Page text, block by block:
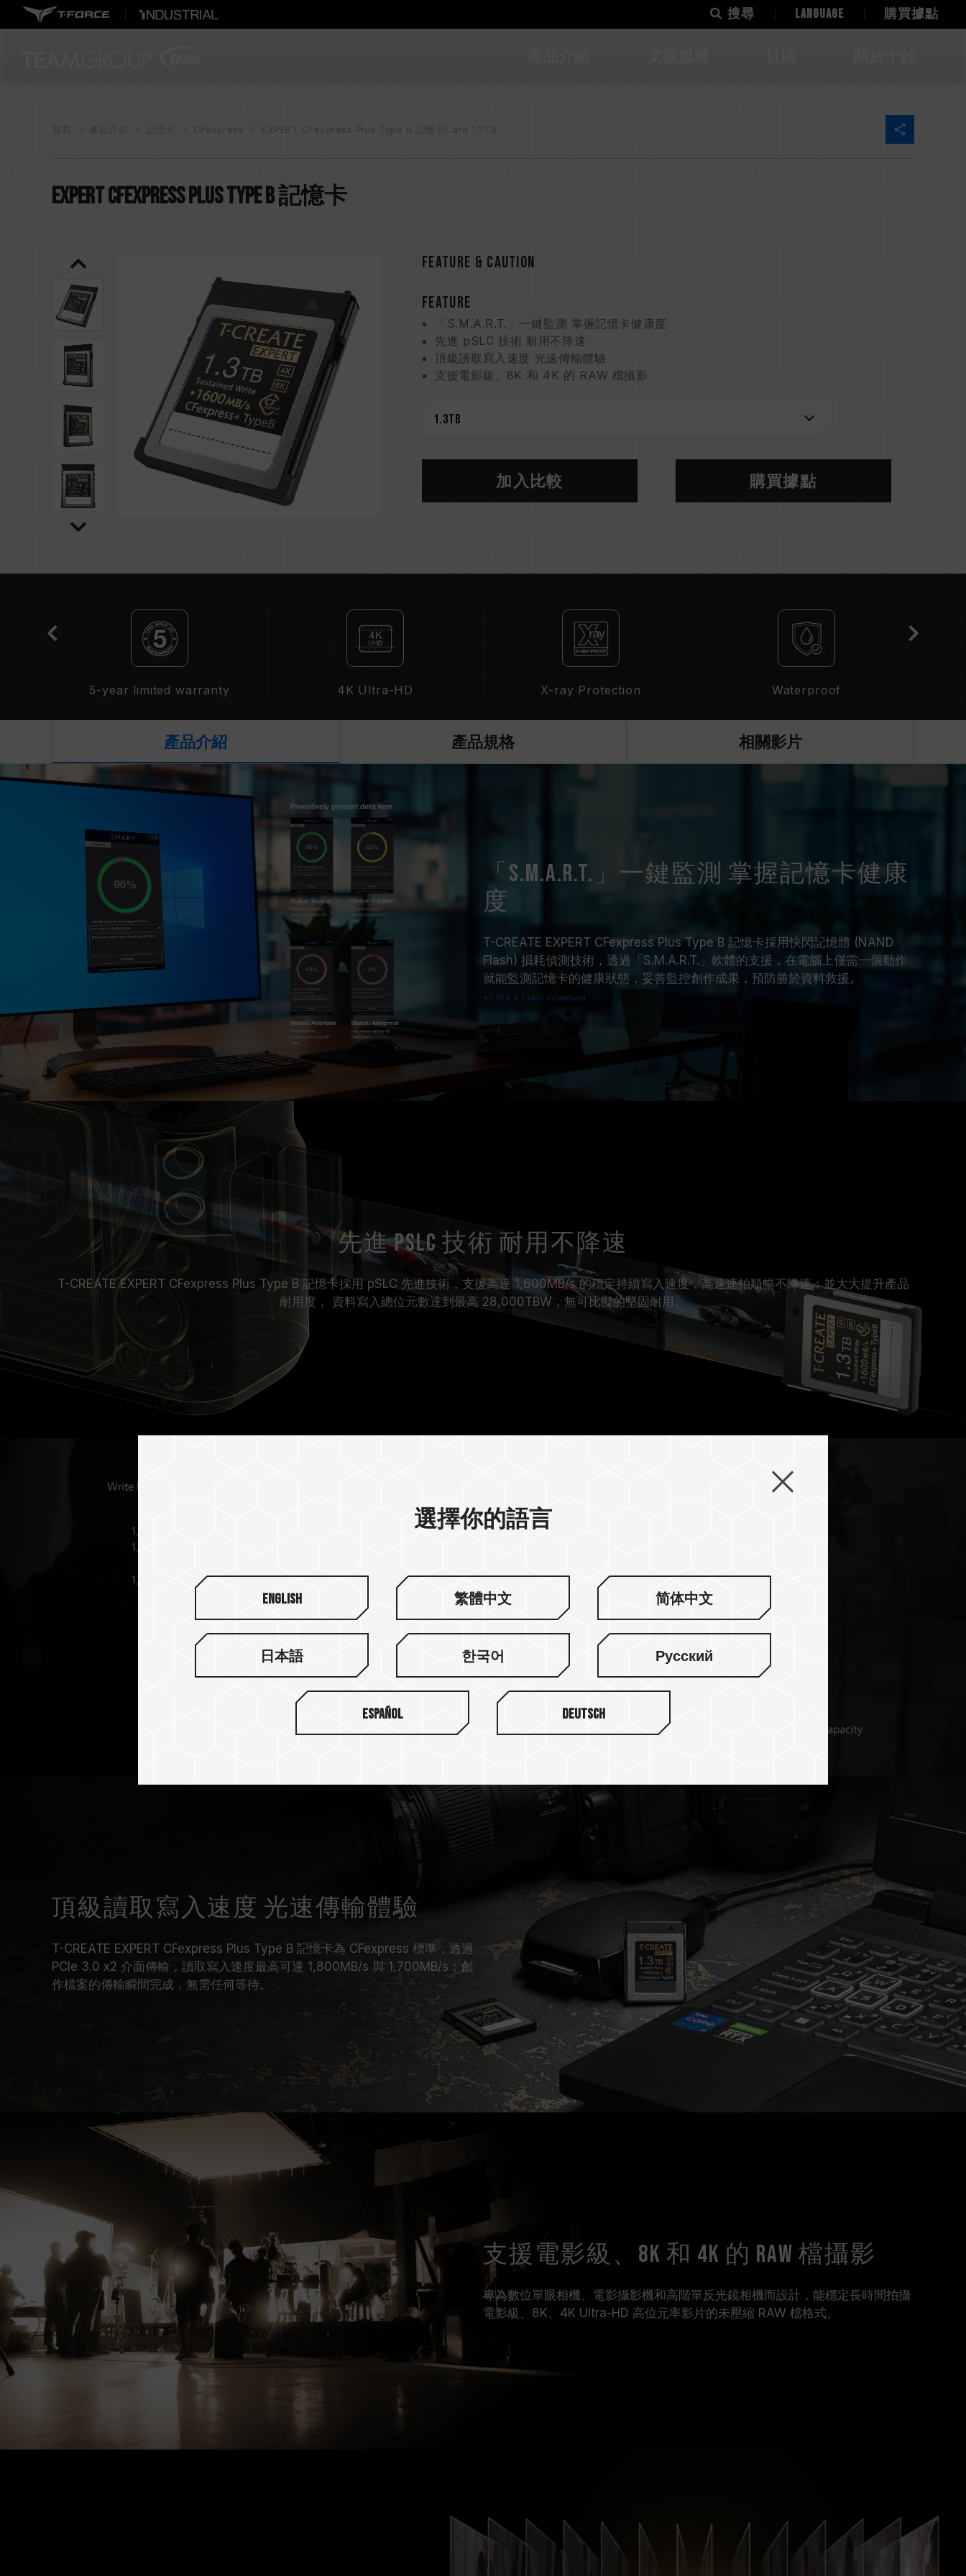
搜尋 LANGUAGE 購買據點
產品介紹 CFexpress EXPERT CFexpress Plus Type B 記憶卡Card 1.3TB
EXPERT CFexpress Plus Type B 記憶卡
FEATURE & CAUTION
FEATURE
「S.M.A.R.T.」一鍵監測 掌握記憶卡健康度
先進 pSLC 技術 耐用不降速
頂級讀取寫入速度 光速傳輸體驗
支援電影級、8K 和 4K 的 RAW 檔攝影
5 年保固與資料救援 資料全方位守護
台灣發明專利（證書號：I863574）
台灣新型專利（證書號 : M651167）
加入比較 購買據點
5-year limited warranty 4K Ultra-HD X-ray Protection Waterproof
產品介紹 產品規格 相關影片
「S.M.A.R.T.」一鍵監測 掌握記憶卡健康
度
T-CREATE EXPERT CFexpress Plus Type B 記憶卡採用快閃記憶體 (NAND
Flash) 損耗偵測技術，透過「S.M.A.R.T.」軟體的支援，在電腦上僅需一個動作
就能監測記憶卡的健康狀態，妥善監控創作成果，預防勝於資料救援。
*S.M.A.R.T tool download
先進 pSLC 技術 耐用不降速
T-CREATE EXPERT CFexpress Plus Type B 記憶卡採用 pSLC 先進技術，支援高達 1,600MB/s 的穩定持續寫入速度，高速連拍順暢不降速；並大大提升產品
耐用度， 資料寫入總位元數達到最高 28,000TBW，無可比擬的堅固耐用。
頂級讀取寫入速度 光速傳輸體驗
T-CREATE EXPERT CFexpress Plus Type B 記憶卡為 CFexpress 標準，透過
PCIe 3.0 x2 介面傳輸，讀取寫入速度最高可達 1,800MB/s 與 1,700MB/s；創
作檔案的傳輸瞬間完成，無需任何等待。
支援電影級、8K 和 4K 的 RAW 檔攝影
專為數位單眼相機、電影攝影機和高階單反光鏡相機而設計，能穩定長時間拍攝
電影級、8K、4K Ultra-HD 高位元率影片的未壓縮 RAW 檔格式。
選擇你的語言
English 繁體中文 简体中文
日本語 한국어 Русский
Español Deutsch